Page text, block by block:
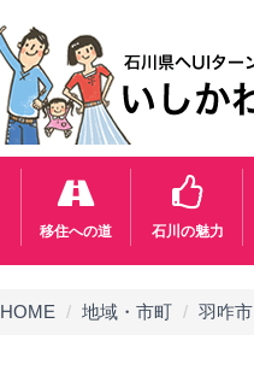
移住への道 石川の魅力
HOME 地域・市町 羽咋市